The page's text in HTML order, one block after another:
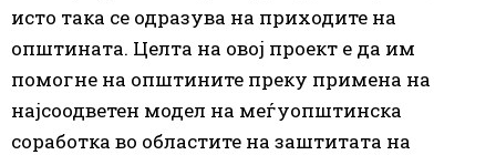
исто така се одразува на приходите на
општината. Целта на овој проект е да им
помогне на општините преку примена на
најсоодветен модел на меѓуопштинска
соработка во областите на заштитата на